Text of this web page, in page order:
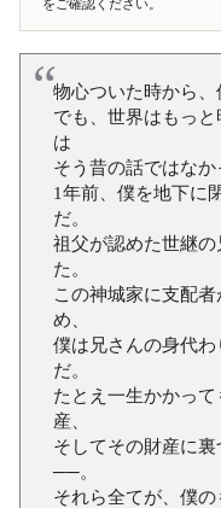
をご確認ください。
物心ついた時から、
でも、世界はもっ
は
そう昔の話ではなか
1年前、僕を地下に
だ。
祖父が認めた世継
た。
この神城家に支配
め、
僕は兄さんの身代
だ。
たとえ一生かかっ
産、
そしてその財産に
──。
それら全てが、僕の